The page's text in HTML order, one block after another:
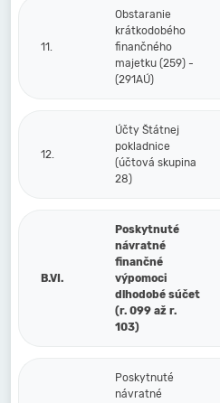
11.
Obstaranie
krátkodobého
finančného
majetku (259) -
(291AÚ)
12.
Účty Štátnej
pokladnice
(účtová skupina
28)
B.VI.
Poskytnuté
návratné
finančné
výpomoci
dlhodobé súčet
(r. 099 až r.
103)
Poskytnuté
návratné